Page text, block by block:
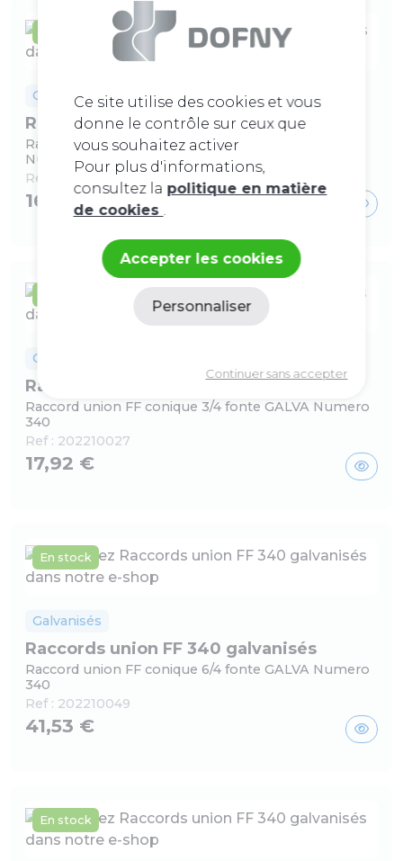
Galvanisés
Raccords union MF 341 galvanisés
Raccord union MF conique 2''1/2 fonte GALVA
Numero 341
Ref :
202260077
163,83 €
Galvanisés
Raccords union FF 340 galvanisés
Raccord union FF conique 3/4 fonte GALVA Numero
340
Ref : 202210027
17,92 €
En stock
Galvanisés
Raccords union FF 340 galvanisés
Raccord union FF conique 6/4 fonte GALVA Numero
340
Ref : 202210049
41,53 €
En stock
Ce site utilise des cookies et vous
donne le contrôle sur ceux que
vous souhaitez activer
Pour plus d'informations,
consultez la politique en matière
de cookies .
Accepter les cookies
Continuer sans accepter
Personnaliser